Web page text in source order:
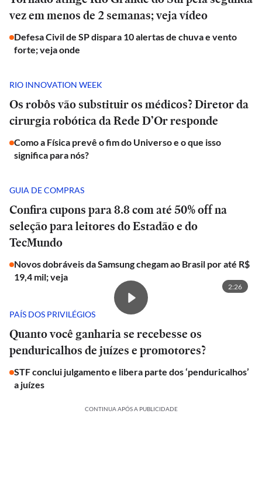
vez em menos de 2 semanas; veja vídeo
Defesa Civil de SP dispara 10 alertas de chuva e vento
forte; veja onde
RIO INNOVATION WEEK
Os robôs vão substituir os médicos? Diretor da
cirurgia robótica da Rede D’Or responde
Como a Física prevê o fim do Universo e o que isso
significa para nós?
GUIA DE COMPRAS
Confira cupons para 8.8 com até 50% off na
seleção para leitores do Estadão e do
TecMundo
Novos dobráveis da Samsung chegam ao Brasil por até R$
19,4 mil; veja
2:26
PAÍS DOS PRIVILÉGIOS
Quanto você ganharia se recebesse os
penduricalhos de juízes e promotores?
STF conclui julgamento e libera parte dos ‘penduricalhos’
a juízes
CONTINUA APÓS A PUBLICIDADE